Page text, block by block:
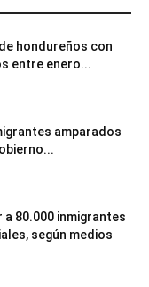
hondureños con
entre enero...
amparados
80.000 inmigrantes
según medios